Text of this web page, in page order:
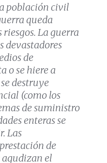
población civil
queda
riesgos. La guerra
devastadores
de
o se hiere a
destruye
(como los
de suministro
enteras se
Las
de
agudizan el